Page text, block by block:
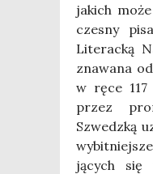
jakich
cze­sny
Lite­rac­ką
zna­wa­na
w ręce 117
przez
Szwedz­ką
ją­cych